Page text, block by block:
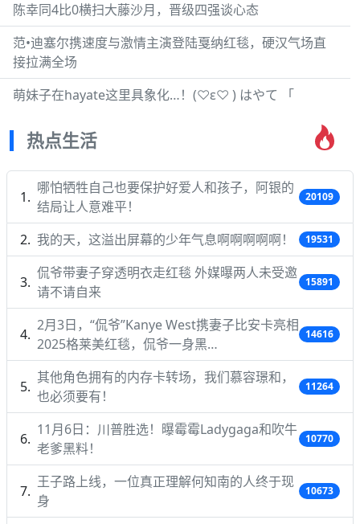
陈幸同4比0横扫大藤沙月，晋级四强谈心态
范•迪塞尔携速度与激情主演登陆戛纳红毯，硬汉气场直
接拉满全场
萌妹子在hayate这里具象化…！(♡ε♡ ) はやて 「
热点生活
哪怕牺牲自己也要保护好爱人和孩子，阿银的
结局让人意难平！
20109
我的天，这溢出屏幕的少年气息啊啊啊啊啊！ 19531
侃爷带妻子穿透明衣走红毯 外媒曝两人未受邀
请不请自来
15891
2月3日，“侃爷”Kanye West携妻子比安卡亮相
2025格莱美红毯，侃爷一身黑…
14616
其他角色拥有的内存卡转场，我们慕容璟和，
也必须要有！
11264
11月6日：川普胜选！曝霉霉Ladygaga和吹牛
老爹黑料！
10770
王子路上线，一位真正理解何知南的人终于现
身
10673